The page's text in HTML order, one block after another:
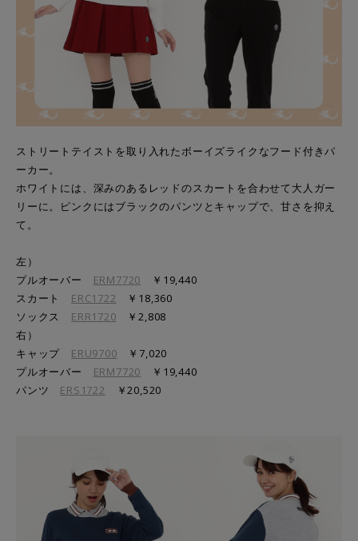
ストリートテイストを取り入れたボーイズライクなフード付きパ
ーカー。
ホワイトには、深みのあるレッドのスカートを合わせて大人ガー
リーに。ピンクにはブラックのパンツとキャップで、甘さを抑え
て。
左）
プルオーバー ERM7720 ￥19,440
スカート ERC1722 ￥18,360
ソックス ERR1720 ￥2,808
右）
キャップ ERU9700 ￥7,020
プルオーバー ERM7720 ￥19,440
パンツ ERS1722 ￥20,520